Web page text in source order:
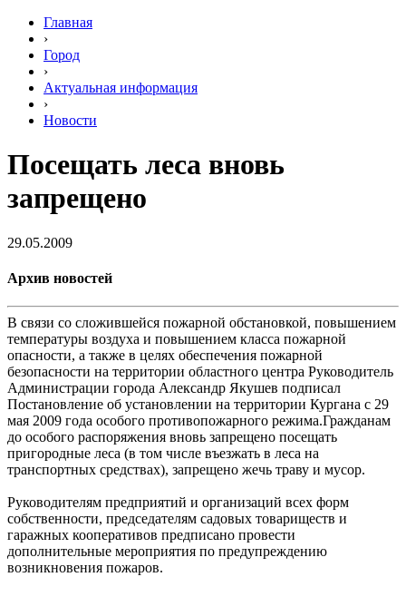
Главная
›
Город
›
Актуальная информация
›
Новости
Посещать леса вновь
запрещено
29.05.2009
Архив новостей
В связи со сложившейся пожарной обстановкой, повышением
температуры воздуха и повышением класса пожарной
опасности, а также в целях обеспечения пожарной
безопасности на территории областного центра Руководитель
Администрации города Александр Якушев подписал
Постановление об установлении на территории Кургана с 29
мая 2009 года особого противопожарного режима.Гражданам
до особого распоряжения вновь запрещено посещать
пригородные леса (в том числе въезжать в леса на
транспортных средствах), запрещено жечь траву и мусор.
Руководителям предприятий и организаций всех форм
собственности, председателям садовых товариществ и
гаражных кооперативов предписано провести
дополнительные мероприятия по предупреждению
возникновения пожаров.